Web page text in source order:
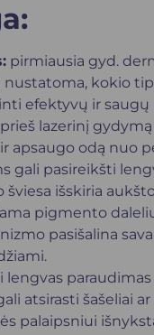
pirmiausia gyd.
kokio
efektyvų ir saugų
prieš lazerinį
apsaugo odą nuo
gali pasireikšti
šviesa išskiria
pigmento
pasišalina
lengvas
atsirasti šašeliai
palaipsniui